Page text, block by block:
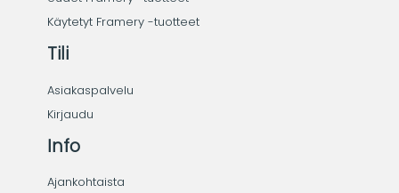
Käytetyt Framery -tuotteet
Tili
Asiakaspalvelu
Kirjaudu
Info
Ajankohtaista